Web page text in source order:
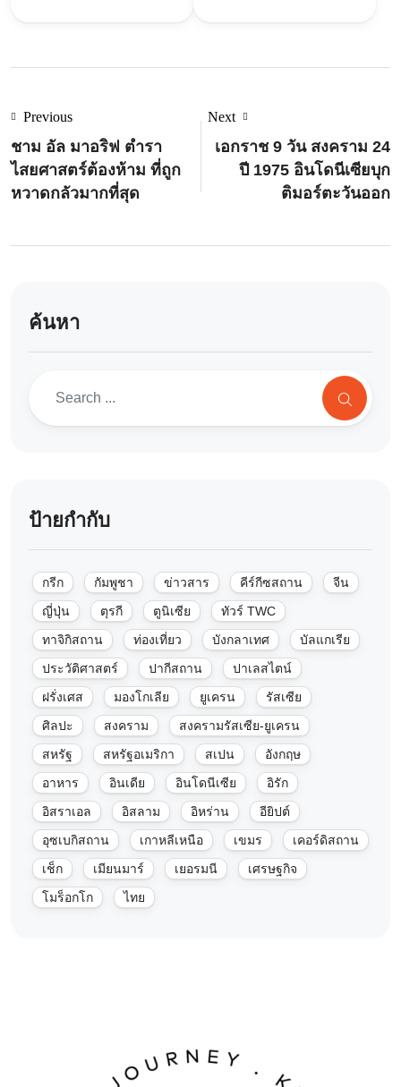
Previous
ชาม อัล มาอริฟ ตำรา
ไสยศาสตร์ต้องห้าม ที่ถูก
หวาดกลัวมากที่สุด
Next
เอกราช 9 วัน สงคราม 24
ปี 1975 อินโดนีเซียบุก
ติมอร์ตะวันออก
ค้นหา
ป้ายกำกับ
กรีก กัมพูชา ข่าวสาร คีร์กีซสถาน
จีน
ญี่ปุ่น
ตุรกี ตูนิเซีย
ทัวร์ TWC
ทาจิกิสถาน
ท่องเที่ยว บังกลาเทศ
บัลแกเรีย
ประวัติศาสตร์
ปากีสถาน
ปาเลสไตน์
ฝรั่งเศส
มองโกเลีย ยูเครน
รัสเซีย
ศิลปะ
สงคราม
สงครามรัสเซีย-ยูเครน
สหรัฐ
สหรัฐอเมริกา สเปน
อังกฤษ
อาหาร
อินเดีย อินโดนีเซีย
อิรัก
อิสราเอล
อิสลาม อิหร่าน
อียิปต์
อุซเบกิสถาน
เกาหลีเหนือ เขมร
เคอร์ดิสถาน
เช็ก
เมียนมาร์ เยอรมนี
เศรษฐกิจ
โมร็อกโก
ไทย